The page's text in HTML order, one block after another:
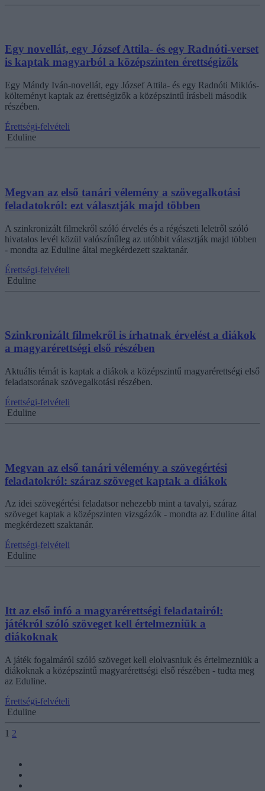
Egy novellát, egy József Attila- és egy Radnóti-verset
is kaptak magyarból a középszinten érettségizők
Egy Mándy Iván-novellát, egy József Attila- és egy Radnóti Miklós-
költeményt kaptak az érettségizők a középszintű írásbeli második
részében.
Érettségi-felvételi
Eduline
Megvan az első tanári vélemény a szövegalkotási
feladatokról: ezt választják majd többen
A szinkronizált filmekről szóló érvelés és a régészeti leletről szóló
hivatalos levél közül valószínűleg az utóbbit választják majd többen
- mondta az Eduline által megkérdezett szaktanár.
Érettségi-felvételi
Eduline
Szinkronizált filmekről is írhatnak érvelést a diákok
a magyarérettségi első részében
Aktuális témát is kaptak a diákok a középszintű magyarérettségi első
feladatsorának szövegalkotási részében.
Érettségi-felvételi
Eduline
Megvan az első tanári vélemény a szövegértési
feladatokról: száraz szöveget kaptak a diákok
Az idei szövegértési feladatsor nehezebb mint a tavalyi, száraz
szöveget kaptak a középszinten vizsgázók - mondta az Eduline által
megkérdezett szaktanár.
Érettségi-felvételi
Eduline
Itt az első infó a magyarérettségi feladatairól:
játékról szóló szöveget kell értelmezniük a
diákoknak
A játék fogalmáról szóló szöveget kell elolvasniuk és értelmezniük a
diákoknak a középszintű magyarérettségi első részében - tudta meg
az Eduline.
Érettségi-felvételi
Eduline
1 2